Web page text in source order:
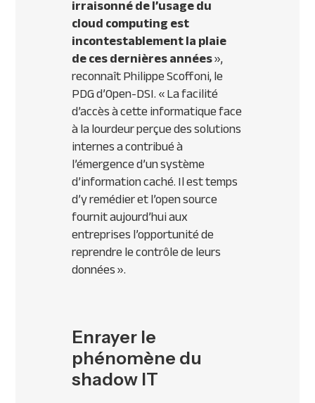
irraisonné de l’usage du
cloud computing est
incontestablement la plaie
de ces dernières années»,
reconnaît Philippe Scoffoni, le
PDG d’Open-DSI. «La facilité
d’accès à cette informatique face
à la lourdeur perçue des solutions
internes a contribué à
l’émergence d’un système
d’information caché. Il est temps
d’y remédier et l’open source
fournit aujourd’hui aux
entreprises l’opportunité de
reprendre le contrôle de leurs
données ».
Enrayer le
phénomène du
shadow IT